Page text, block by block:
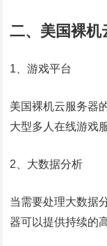
二、美国裸机
1、游戏平台
美国裸机云服务器
大型多人在线游戏
2、大数据分析
当需要处理大数据
器可以提供持续的